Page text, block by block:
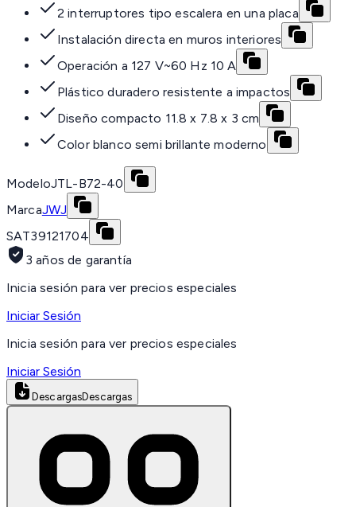
2 interruptores tipo escalera en una placa
Instalación directa en muros interiores
Operación a 127 V~60 Hz 10 A
Plástico duradero resistente a impactos
Diseño compacto 11.8 x 7.8 x 3 cm
Color blanco semi brillante moderno
ModeloJTL-B72-40
MarcaJWJ
SAT39121704
3 años de garantía
Inicia sesión para ver precios especiales
Iniciar Sesión
Inicia sesión para ver precios especiales
Iniciar Sesión
DescargasDescargas